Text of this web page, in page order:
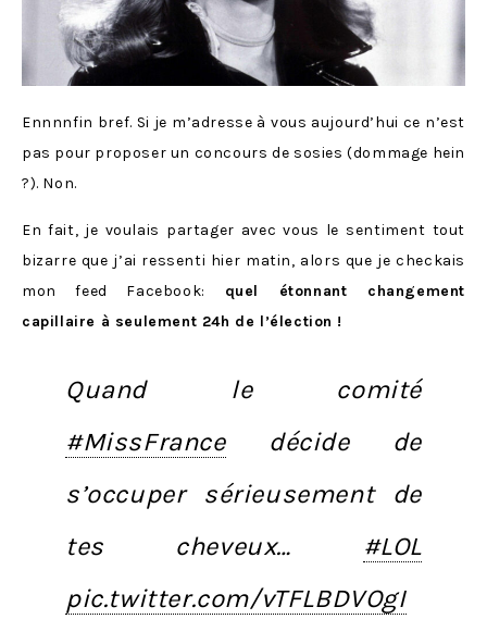
Ennnnfin bref. Si je m’adresse à vous aujourd’hui ce n’est
pas pour proposer un concours de sosies (dommage hein
?). Non.
En fait, je voulais partager avec vous le sentiment tout
bizarre que j’ai ressenti hier matin, alors que je checkais
mon feed Facebook: quel étonnant changement
capillaire à seulement 24h de l’élection !
Quand le comité
#MissFrancedécide de
s’occuper sérieusement de
tes cheveux… #LOL
pic.twitter.com/vTFLBDVOgI